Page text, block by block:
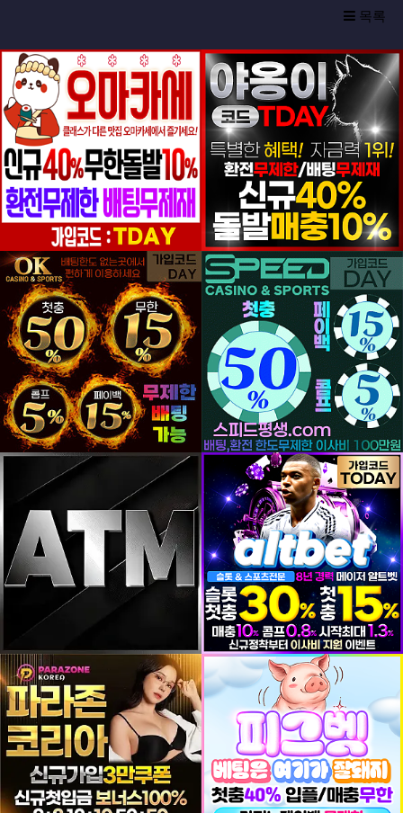
목록
등록일 등록일
등록일 등록일
등록일 등록일